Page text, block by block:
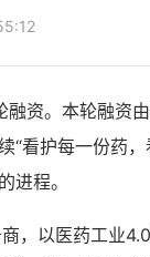
资。本轮融资
“看护每一份药
进程。
，以医药工业